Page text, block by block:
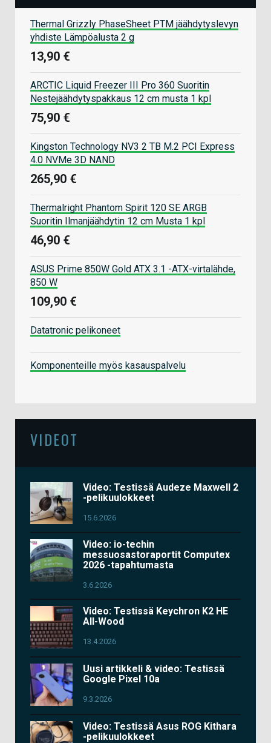
Thermal Grizzly PhaseSheet PTM jäähdytyslevyn
yhdiste Lämpöalusta 2 g
13,90 €
ARCTIC Liquid Freezer III Pro 360 Suoritin
Nestejäähdytyspakkaus 12 cm musta 1 kpl
75,90 €
Kingston Technology NV3 2 TB M.2 PCI Express
4.0 NVMe 3D NAND
265,90 €
Thermalright Phantom Spirit 120 SE ARGB
Suoritin Ilmanjäähdytin 12 cm Musta 1 kpl
46,90 €
ASUS Prime 850W Gold ATX 3.1 -ATX-virtalähde,
850 W
109,90 €
Datatronic pelikoneet
Komponenteille myös kasauspalvelu
VIDEOT
Video: Testissä Audeze Maxwell 2
-pelikuulokkeet
15.6.2026
Video: io-techin
messuosastoraportit Computex
2026 -tapahtumasta
3.6.2026
Video: Testissä Keychron K2 HE
All-Wood
13.4.2026
Uusi artikkeli & video: Testissä
Google Pixel 10a
9.3.2026
Video: Testissä Asus ROG Kithara
-pelikuulokkeet